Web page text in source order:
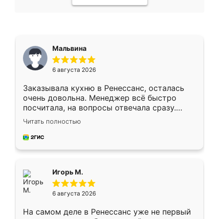
Мальвина
6 августа 2026
Заказывала кухню в Ренессанс, осталась
очень довольна. Менеджер всё быстро
посчитала, на вопросы отвечала сразу.
Замерщик приехал в субботу, подошёл к
делу со всей ответственностью. Собрали
за день, ребята работали аккуратно, даже
Читать полностью
Игорь М.
6 августа 2026
На самом деле в Ренессанс уже не первый